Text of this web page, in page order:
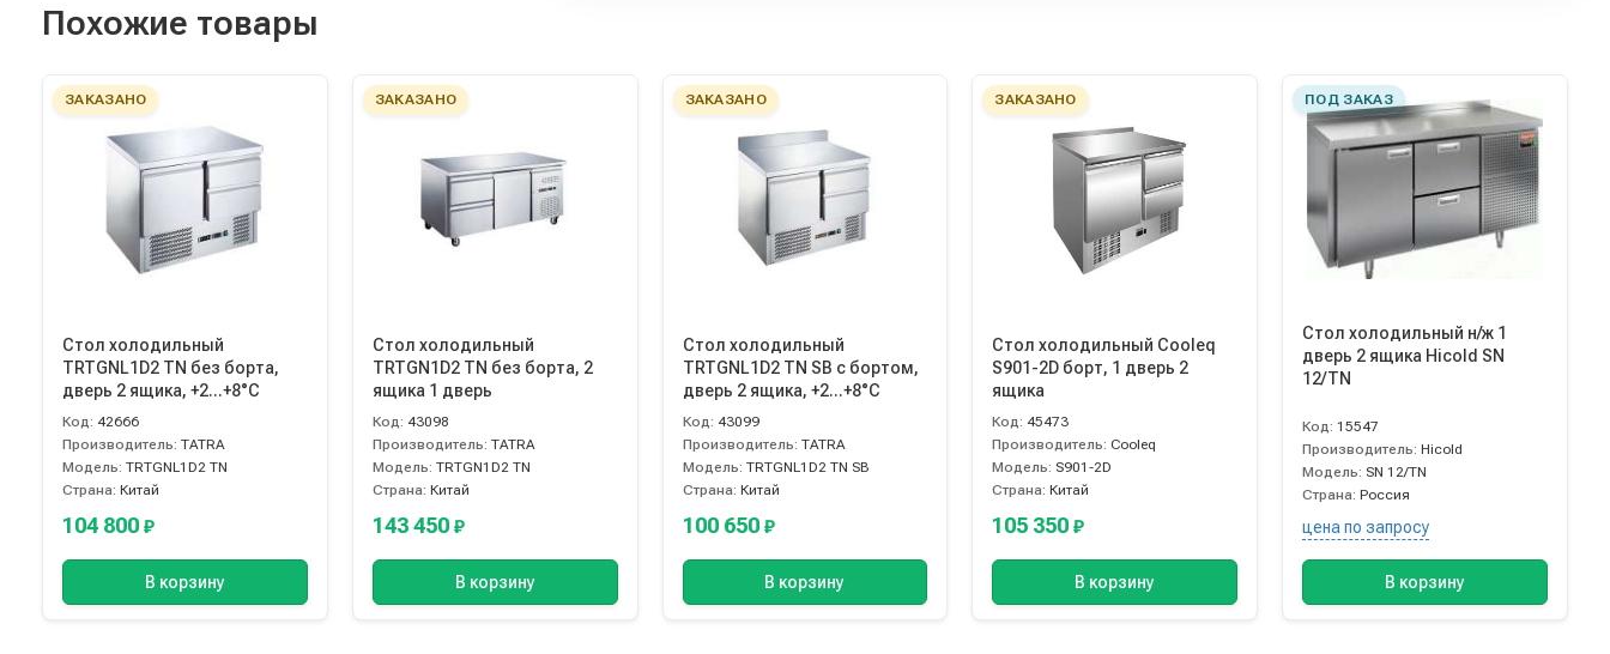
Похожие товары
ЗАКАЗАНО
Стол холодильный
TRTGNL1D2 TN без борта,
дверь 2 ящика, +2...+8°C
Код: 42666
Производитель: TATRA
Модель: TRTGNL1D2 TN
Страна: Китай
104 800 ₽
В корзину
ЗАКАЗАНО
Стол холодильный
TRTGN1D2 TN без борта, 2
ящика 1 дверь
Код: 43098
Производитель: TATRA
Модель: TRTGN1D2 TN
Страна: Китай
143 450 ₽
В корзину
ЗАКАЗАНО
Стол холодильный
TRTGNL1D2 TN SB с бортом,
дверь 2 ящика, +2...+8°C
Код: 43099
Производитель: TATRA
Модель: TRTGNL1D2 TN SB
Страна: Китай
100 650 ₽
В корзину
ЗАКАЗАНО
Стол холодильный Cooleq
S901-2D борт, 1 дверь 2
ящика
Код: 45473
Производитель:Cooleq
Модель: S901-2D
Страна:Китай
105 350₽
В корзину
ПОД ЗАКАЗ
Стол холодильный н/ж 1
дверь 2 ящика Hicold SN
12/TN
Код:15547
Производитель:Hicold
Модель: SN 12/TN
Страна:Россия
цена по запросу
В корзину